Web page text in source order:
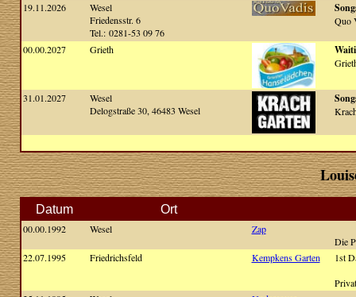
19.11.2026
Wesel
Friedensstr. 6
Tel.: 0281-53 09 76
Quo
00.00.2027 Grieth
31.01.2027
Wesel
Delogstraße 30, 46483 Wesel
Datum Ort
00.00.1992 Wesel
Zap
Die
22.07.1995
Friedrichsfeld Kempkens Garten
1st